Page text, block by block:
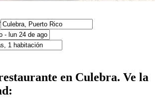
en Culebra. Ve la